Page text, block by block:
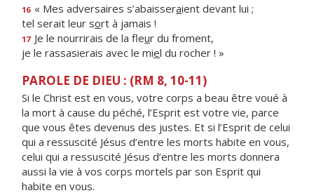
16 « Mes adversaires s’abaisseraient devant lui ;
tel serait leur sort à jamais !
17 Je le nourrirais de la fleur du froment,
je le rassasierais avec le miel du rocher ! »
PAROLE DE DIEU : (RM 8, 10-11)
Si le Christ est en vous, votre corps a beau être voué à
la mort à cause du péché, l’Esprit est votre vie, parce
que vous êtes devenus des justes. Et si l’Esprit de celui
qui a ressuscité Jésus d’entre les morts habite en vous,
celui qui a ressuscité Jésus d’entre les morts donnera
aussi la vie à vos corps mortels par son Esprit qui
habite en vous.